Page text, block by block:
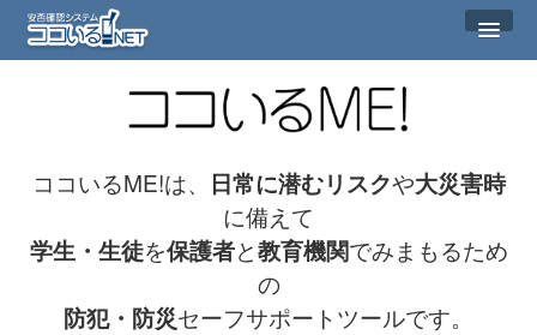
ココいるME!は、 日常に潜むリスクや大災害時
に備えて
学生・生徒を保護者と教育機関でみまもるため
の
防犯・防災セーフサポートツールです。